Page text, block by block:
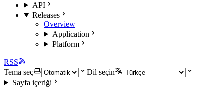
API
Releases
Overview
Application
Platform
RSS
Tema seç
Dil seçin
Sayfa içeriği